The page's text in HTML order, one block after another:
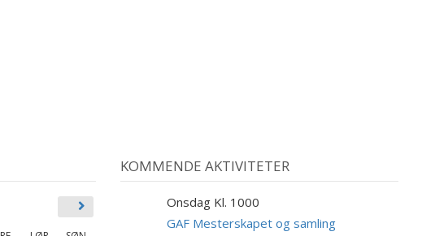
KOMMENDE AKTIVITETER
Onsdag Kl. 1000
GAF Mesterskapet og samling